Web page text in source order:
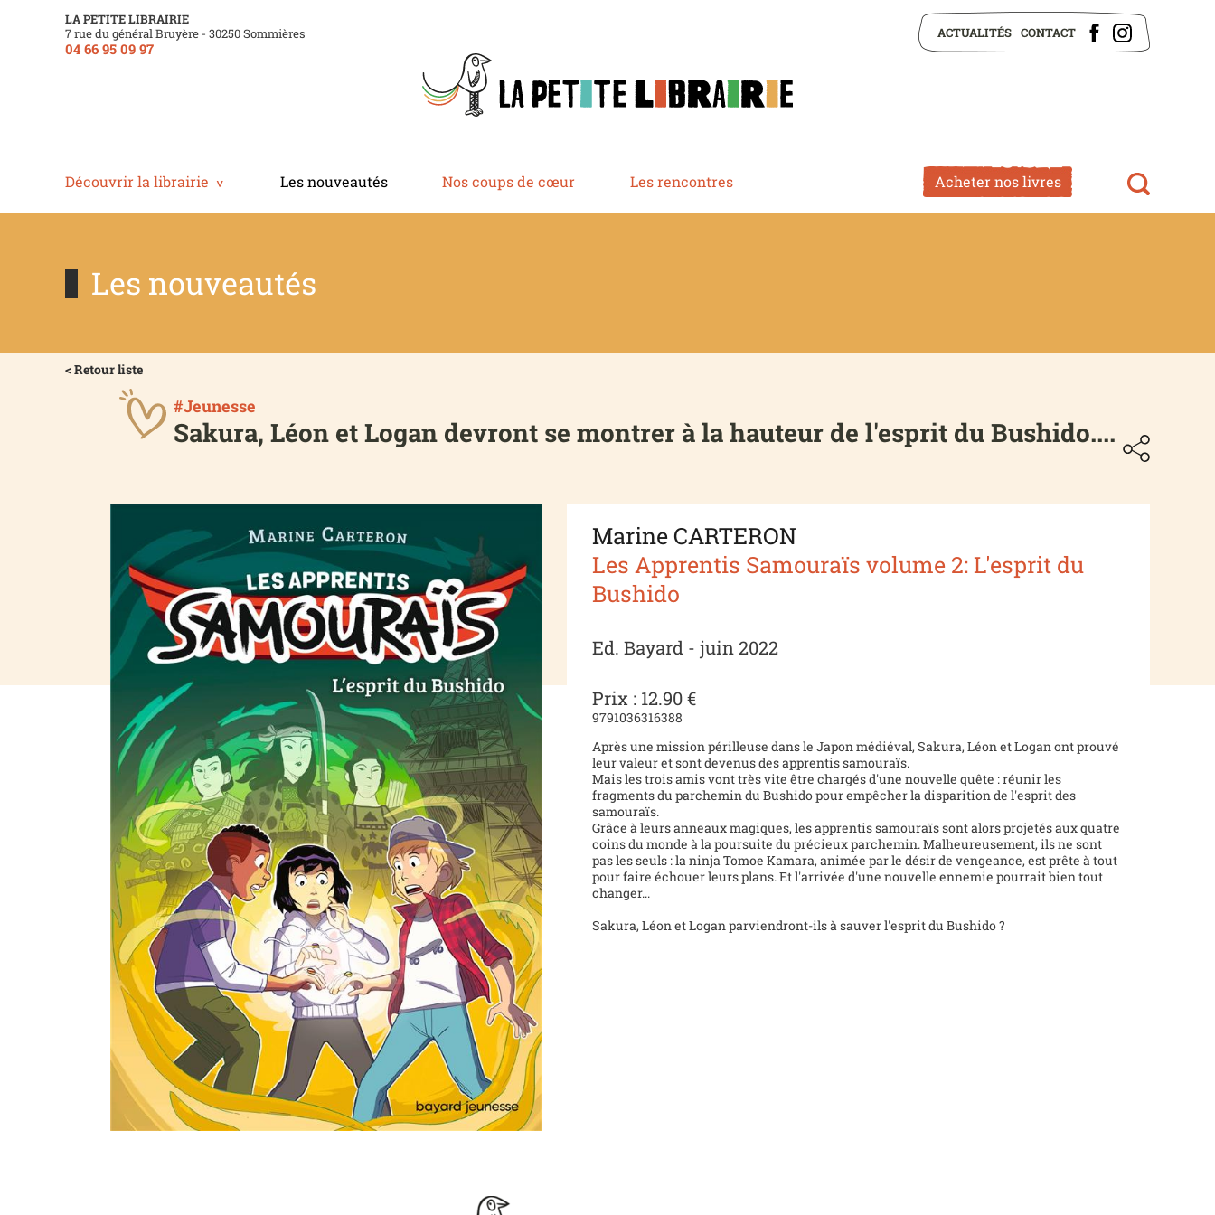
LA PETITE LIBRAIRIE
7 rue du général Bruyère - 30250 Sommières
04 66 95 09 97
ACTUALITÉS CONTACT
Découvrir la librairie Les nouveautés Nos coups de cœur Les rencontres Acheter nos livres
Les nouveautés
< Retour liste
#Jeunesse
Sakura, Léon et Logan devront se montrer à la hauteur de l'esprit du Bushido....
Marine CARTERON
Les Apprentis Samouraïs volume 2: L'esprit du
Bushido
Ed. Bayard - juin 2022
Prix : 12.90 €
9791036316388
Après une mission périlleuse dans le Japon médiéval, Sakura, Léon et Logan ont prouvé
leur valeur et sont devenus des apprentis samouraïs.
Mais les trois amis vont très vite être chargés d'une nouvelle quête : réunir les
fragments du parchemin du Bushido pour empêcher la disparition de l'esprit des
samouraïs.
Grâce à leurs anneaux magiques, les apprentis samouraïs sont alors projetés aux quatre
coins du monde à la poursuite du précieux parchemin. Malheureusement, ils ne sont
pas les seuls : la ninja Tomoe Kamara, animée par le désir de vengeance, est prête à tout
pour faire échouer leurs plans. Et l'arrivée d'une nouvelle ennemie pourrait bien tout
changer...
Sakura, Léon et Logan parviendront-ils à sauver l'esprit du Bushido ?